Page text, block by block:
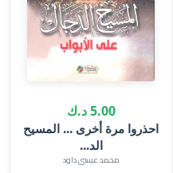
5.00 د.ك
احذروا مرة أخرى ... المسيح
الد...
محمد عيسى داود